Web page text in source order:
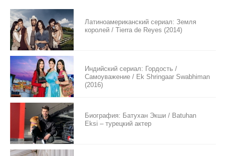
Латиноамериканский сериал: Земля
королей / Tierra de Reyes (2014)
Индийский сериал: Гордость /
Самоуважение / Ek Shringaar Swabhiman
(2016)
Биография: Батухан Экши / Batuhan
Eksi – турецкий актер